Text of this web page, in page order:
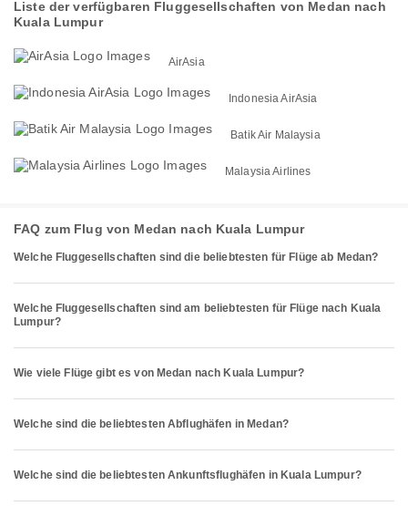
Liste der verfügbaren Fluggesellschaften von Medan nach
Kuala Lumpur
AirAsia
Indonesia AirAsia
Batik Air Malaysia
Malaysia Airlines
FAQ zum Flug von Medan nach Kuala Lumpur
Welche Fluggesellschaften sind die beliebtesten für Flüge ab Medan?
Welche Fluggesellschaften sind am beliebtesten für Flüge nach Kuala
Lumpur?
Wie viele Flüge gibt es von Medan nach Kuala Lumpur?
Welche sind die beliebtesten Abflughäfen in Medan?
Welche sind die beliebtesten Ankunftsflughäfen in Kuala Lumpur?